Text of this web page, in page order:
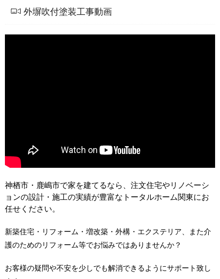
外塀吹付塗装工事動画
神栖市・鹿嶋市で家を建てるなら、注文住宅やリノベーシ
ョンの設計・施工の実績が豊富なトータルホーム関東にお
任せください。
新築住宅・リフォーム・増改築・外構・エクステリア、また介
護のためのリフォーム等でお悩みではありませんか？
お客様の疑問や不安を少しでも解消できるようにサポート致し